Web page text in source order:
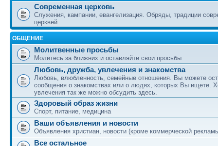
Современная церковь
Служения, кампании, евангелизация. Обряды, традиции
церквей
ОБЩЕНИЕ
Молитвенные просьбы
Молитесь за ближних и оставляйте свои просьбы
Любовь, дружба, увлечения и знакомства
Любовь, влюбленность, семейные отношения. Вы можете
сообщения о знакомствах или о людях, которых Вы ищете.
увлечения так же можно обсудить здесь.
Здоровый образ жизни
Спорт, питание, медицина
Ваши объявления и новости
Объявления христиан, новости (кроме коммерческой
Все остальное